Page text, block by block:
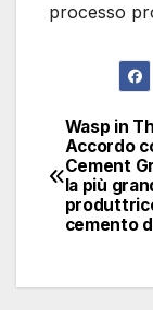
processo
Wasp in
Accordo
Cement
la più
cemento